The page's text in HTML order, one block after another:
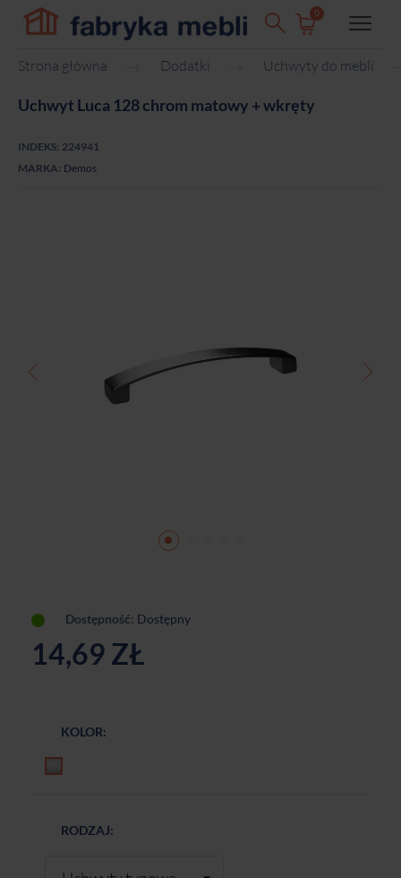
0
Strona główna Dodatki Uchwyty do mebli
Uchwyt Luca 128 chrom matowy + wkręty
INDEKS: 224941
MARKA: Demos
Dostępność: Dostępny
14,69 ZŁ
KOLOR:
RODZAJ: